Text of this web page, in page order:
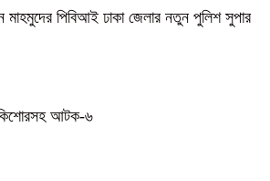
মাহমুদের পিবিআই ঢাকা জেলার নতুন পুলিশ সুপার
কিশোরসহ আটক-৬